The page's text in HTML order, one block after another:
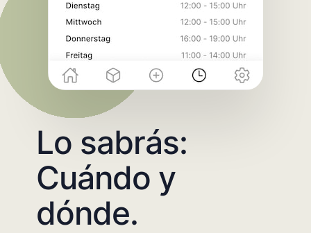
Lo sabrás:
Cuándo y
dónde.